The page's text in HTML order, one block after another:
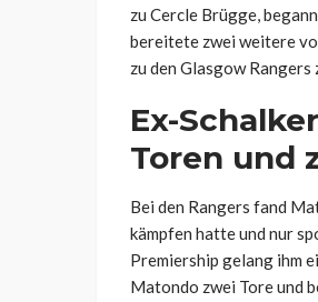
zu Cercle Brügge,
bereitete zwei weitere
zu den Glasgow Rangers
Ex-
Toren und
Bei den Rangers fand
kämpfen hatte und nur
Premiership gelang ihm
Matondo zwei Tore und